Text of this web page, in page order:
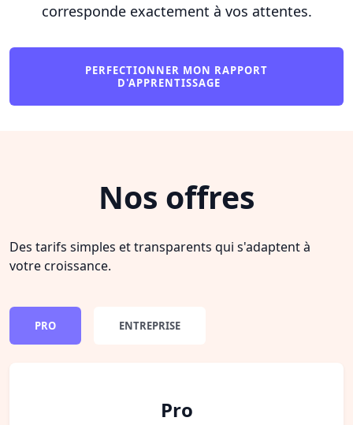
corresponde exactement à vos attentes.
PERFECTIONNER MON RAPPORT
D'APPRENTISSAGE
Nos offres
Des tarifs simples et transparents qui s'adaptent à
votre croissance.
PRO ENTREPRISE
Pro